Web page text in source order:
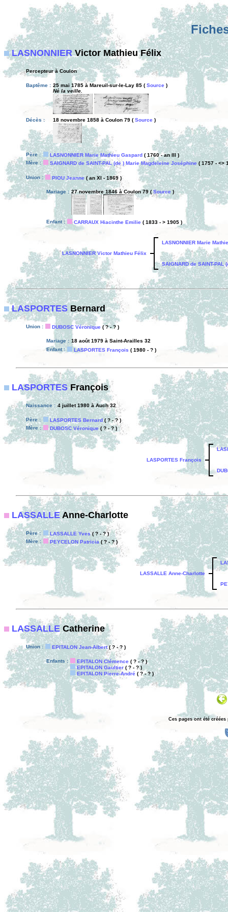
LASNONNIERVictor Mathieu Félix
Percepteur à Coulon
Baptême : 25 mai 1785 à Mareuil-sur-le-Lay 85 ( Source )
Né la veille.
Décès : 18 novembre 1858 à Coulon 79 ( Source )
Père : LASNONNIER Marie Mathieu Gaspard ( 1760 - an III )
Mère :
SAIGNARD de SAINT-PAL (de ) Marie Magdeleine Joséphine ( 1757 - <>
Union : PIOU Jeanne( an XI - 1869 )
Mariage : 27 novembre 1846 à Coulon 79 (Source)
Enfant : CARRAUX Hiacinthe Emilie ( 1833 - > 1905 )
LASNONNIER Victor Mathieu Félix
LASNONNIER Marie
SAIGNARD de SAINT-
LASPORTES Bernard
Union : DUBOSC Véronique ( ? - ? )
Mariage : 18 août 1979 à Saint-Arailles 32
Enfant :
LASPORTES François ( 1980 - ? )
LASPORTESFrançois
Naissance : 4 juillet 1980 à Auch 32
Père : LASPORTES Bernard ( ? - ? )
Mère :
DUBOSC Véronique ( ? - ? )
LASPORTES François
LASSALLEAnne-Charlotte
Père : LASSALLE Yves( ? - ? )
Mère :
PEYCELON Patricia( ? - ? )
LASSALLE Anne-Charlotte
LASSALLECatherine
Union : EPITALON Jean-Albert( ? - ? )
Enfants : EPITALON Clémence ( ? - ? )
EPITALON Gaultier ( ? - ? )
EPITALON Pierre-André ( ? - ? )
Ces pages ont été